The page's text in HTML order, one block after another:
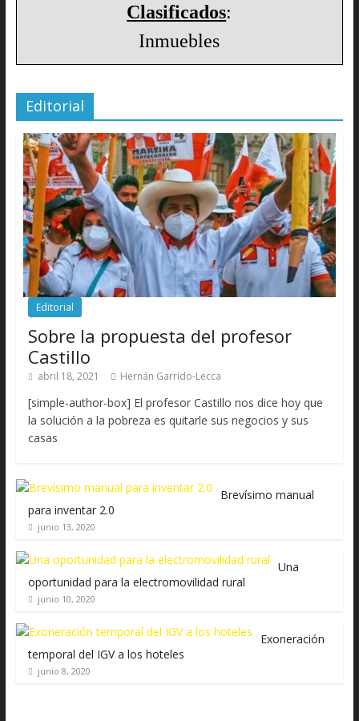
Clasificados:
Inmuebles
Editorial
Editorial
Sobre la propuesta del profesor
Castillo
abril 18, 2021 Hernán Garrido-Lecca
[simple-author-box] El profesor Castillo nos dice hoy que
la solución a la pobreza es quitarle sus negocios y sus
casas
Brevísimo manual
para inventar 2.0
junio 13, 2020
Una
oportunidad para la electromovilidad rural
junio 10, 2020
Exoneración
temporal del IGV a los hoteles
junio 8, 2020